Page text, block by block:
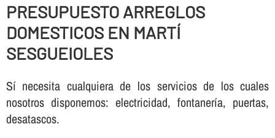
PRESUPUESTO ARREGLOS
DOMESTICOS EN MARTÍ
SESGUEIOLES
Sí necesita cualquiera de los servicios de los cuales
nosotros disponemos: electricidad, fontanería, puertas,
desatascos.